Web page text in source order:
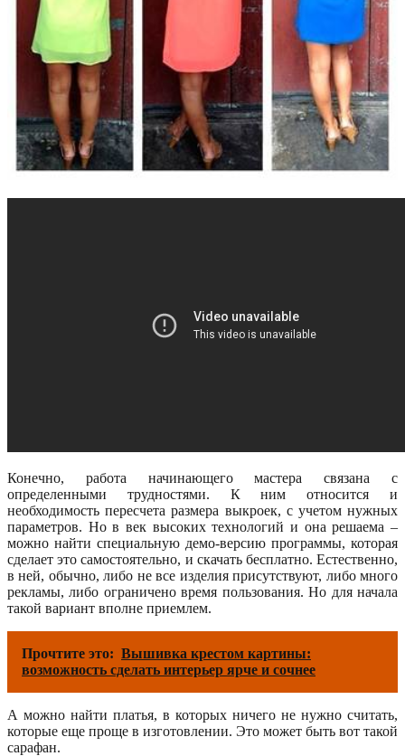
Конечно, работа начинающего мастера связана с
определенными трудностями. К ним относится и
необходимость пересчета размера выкроек, с учетом нужных
параметров. Но в век высоких технологий и она решаема –
можно найти специальную демо-версию программы, которая
сделает это самостоятельно, и скачать бесплатно. Естественно,
в ней, обычно, либо не все изделия присутствуют, либо много
рекламы, либо ограничено время пользования. Но для начала
такой вариант вполне приемлем.
Прочтите это: Вышивка крестом картины:
возможность сделать интерьер ярче и сочнее
А можно найти платья, в которых ничего не нужно считать,
которые еще проще в изготовлении. Это может быть вот такой
сарафан.